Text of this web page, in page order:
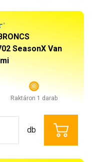
SeasonX Van
Raktáron 1 darab
db